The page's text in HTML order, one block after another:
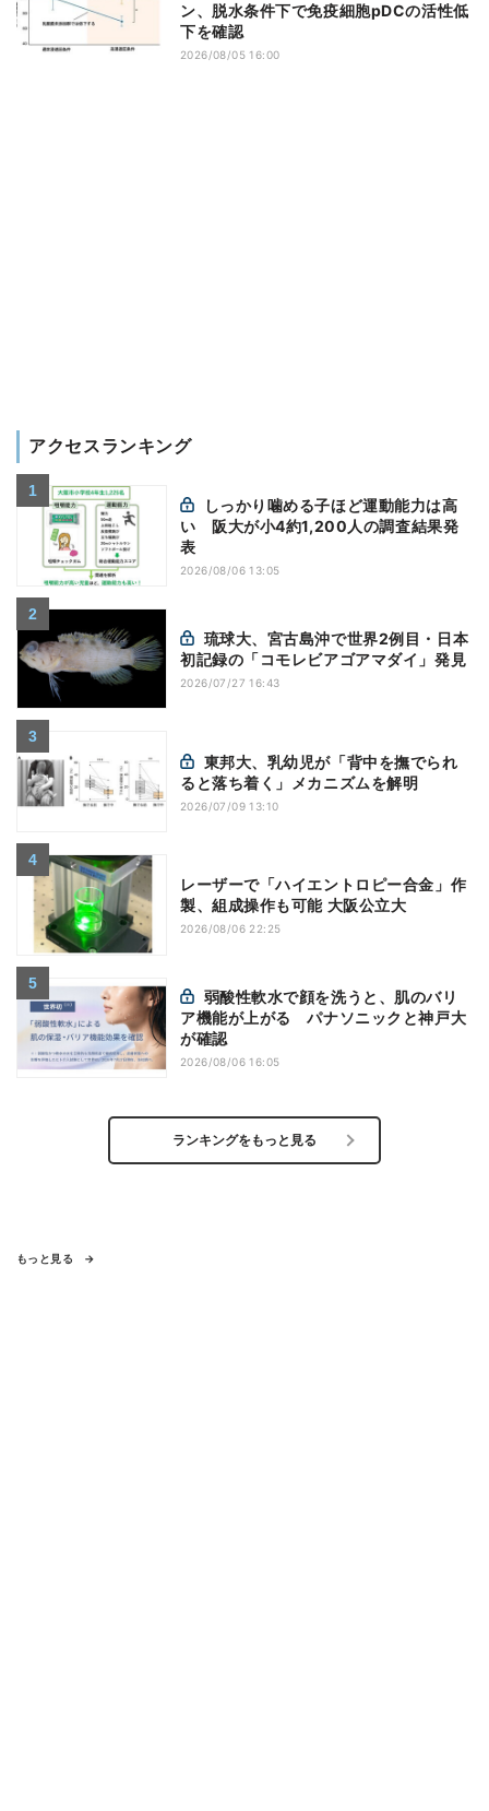
ン、脱水条件下で免疫細胞pDCの活性低
下を確認
2026/08/05 16:00
アクセスランキング
い 阪大が小4約1,200人の調査結果発
表
2026/08/06 13:05
初記録の「コモレビアゴアマダイ」発見
2026/07/27 16:43
ると落ち着く」メカニズムを解明
2026/07/09 13:10
レーザーで「ハイエントロピー合金」作
製、組成操作も可能 大阪公立大
2026/08/06 22:25
ア機能が上がる パナソニックと神戸大
が確認
2026/08/06 16:05
ランキングをもっと見る
もっと見る